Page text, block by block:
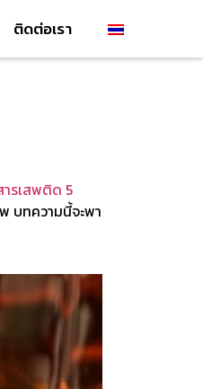
ติดต่อเรา
รเสพติด 5
บทความนี้จะพา